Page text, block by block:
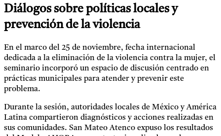
Diálogos sobre políticas locales y
prevención de la violencia
En el marco del 25 de noviembre, fecha internacional
dedicada a la eliminación de la violencia contra la mujer, el
seminario incorporó un espacio de discusión centrado en
prácticas municipales para atender y prevenir este
problema.
Durante la sesión, autoridades locales de México y América
Latina compartieron diagnósticos y acciones realizadas en
sus comunidades. San Mateo Atenco expuso los resultados